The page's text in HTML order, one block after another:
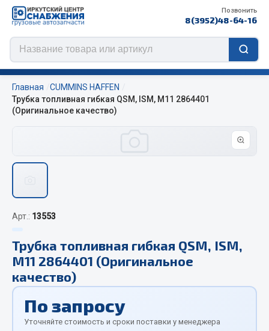
Позвонить
8(3952)48-64-16
ЦЕПИ РОССИЯ
Изготовление цепей на колеса BOHU
QITONG
Отопители салона, подогреватели
Автономные воздушные отопители
Жидкостные подогреватели
Главная
CUMMINS HAFFEN
Трубка топливная гибкая QSM, ISM, M11 2864401
(Оригинальное качество)
Арт.: 13553
Трубка топливная гибкая QSM, ISM,
M11 2864401 (Оригинальное
качество)
По запросу
Уточняйте стоимость и сроки поставки у менеджера